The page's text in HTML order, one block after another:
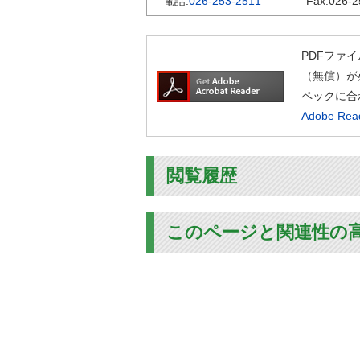
PDFファ
（無償）
ペックに
Adobe
閲覧履歴
このページと関連性の